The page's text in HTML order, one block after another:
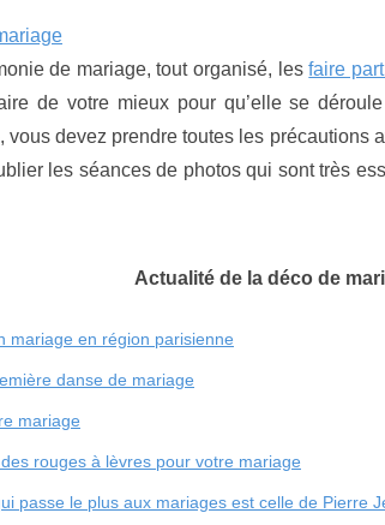
de mariage, tout organisé, lesfaire
de votre mieux pour qu’elle se
vous devez prendre toutes les précautions
les séances de photos qui sont très
Actualité de la déco de
mariage en région parisienne
danse de mariage
mariage
rouges à lèvres pour votre mariage
passe le plus aux mariages est celle de Pierre